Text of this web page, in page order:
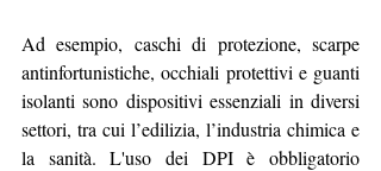
Ad esempio, caschi di protezione, scarpe
antinfortunistiche, occhiali protettivi e guanti
isolanti sono dispositivi essenziali in diversi
settori, tra cui l’edilizia, l’industria chimica e
la sanità. L'uso dei DPI è obbligatorio